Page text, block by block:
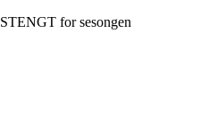
STENGT for sesongen